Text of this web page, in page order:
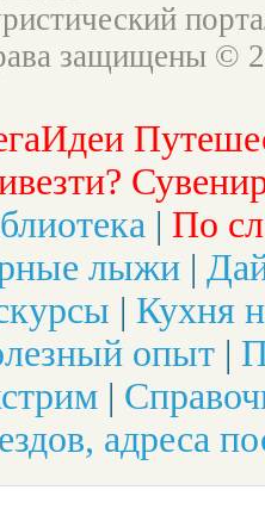
защищены ©
| По
лыжи |
| Кухня
опыт |
|
адреса